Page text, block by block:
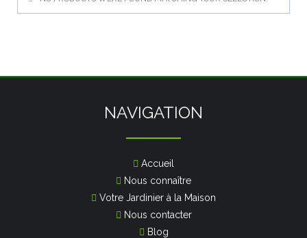
NAVIGATION
Accueil
Nous connaître
Votre Jardinier à la Maison
Nous contacter
Blog